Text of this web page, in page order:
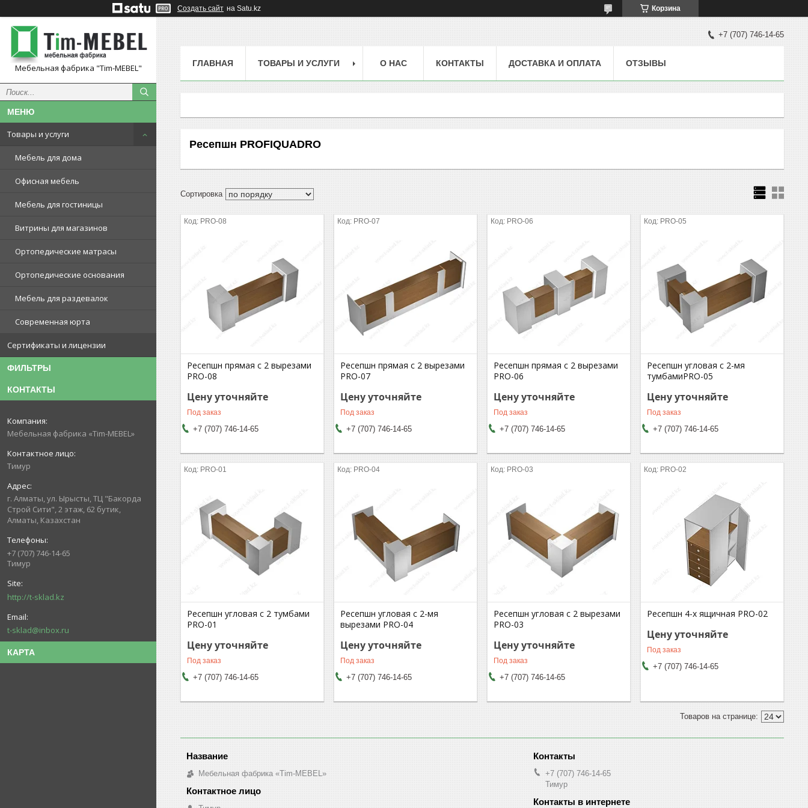
Создать сайт на Satu.kz Корзина
Мебельная фабрика "Tim-MEBEL"
Товары и услуги
Мебель для дома
Офисная мебель
Мебель для гостиницы
Витрины для магазинов
Ортопедические матрасы
Ортопедические основания
Мебель для раздевалок
Современная юрта
Сертификаты и лицензии
ФИЛЬТРЫ
КОНТАКТЫ
Мебельная фабрика «Tim-MEBEL»
Тимур
г. Алматы, ул. Ырысты, ТЦ "Бакорда
Строй Сити", 2 этаж, 62 бутик,
Алматы, Казахстан
+7 (707) 746-14-65
Тимур
http://t-sklad.kz
t-sklad@inbox.ru
КАРТА
+7 (707) 746-14-65
ГЛАВНАЯ ТОВАРЫ И УСЛУГИ О НАС КОНТАКТЫ ДОСТАВКА И ОПЛАТА ОТЗЫВЫ
Ресепшн PROFIQUADRO
PRO-08
Ресепшн прямая с 2 вырезами
PRO-08
Цену уточняйте
Под заказ
+7 (707) 746-14-65
PRO-07
Ресепшн прямая с 2 вырезами
PRO-07
Цену уточняйте
Под заказ
+7 (707) 746-14-65
PRO-06
Ресепшн прямая с 2 вырезами
PRO-06
Цену уточняйте
Под заказ
+7 (707) 746-14-65
PRO-05
Ресепшн угловая с 2-мя
тумбамиPRO-05
Цену уточняйте
Под заказ
+7 (707) 746-14-65
PRO-01
Ресепшн угловая с 2 тумбами
PRO-01
Цену уточняйте
Под заказ
+7 (707) 746-14-65
PRO-04
Ресепшн угловая с 2-мя
вырезами PRO-04
Цену уточняйте
Под заказ
+7 (707) 746-14-65
PRO-03
Ресепшн угловая с 2 вырезами
PRO-03
Цену уточняйте
Под заказ
+7 (707) 746-14-65
PRO-02
Ресепшн 4-х ящичная PRO-02
Цену уточняйте
Под заказ
+7 (707) 746-14-65
Мебельная фабрика «Tim-MEBEL»
+7 (707) 746-14-65
Тимур